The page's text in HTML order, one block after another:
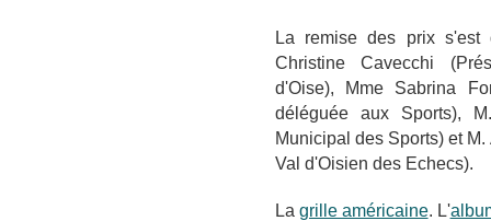
La remise des prix
Christine Cavecchi
d'Oise),
Mme Sabrina
déléguée aux Sports),
Municipal des Sports) et
Val d'Oisien des Echecs).
La grille américaine. L'